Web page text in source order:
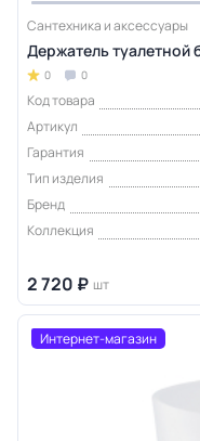
Сантехника и аксессуары
Держатель туалетной
0 0
Код товара
Артикул
Гарантия
Тип изделия
Бренд
Коллекция
2 720 ₽ шт
Интернет-магазин